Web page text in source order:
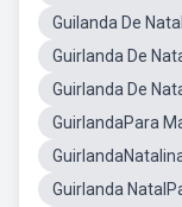
Guilanda De
Guirlanda De
Guirlanda De
GuirlandaPara
Guirlanda